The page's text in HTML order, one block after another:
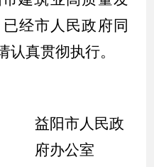
已经市人民政府同
认真贯彻执行。
益阳市人民政
府办公室